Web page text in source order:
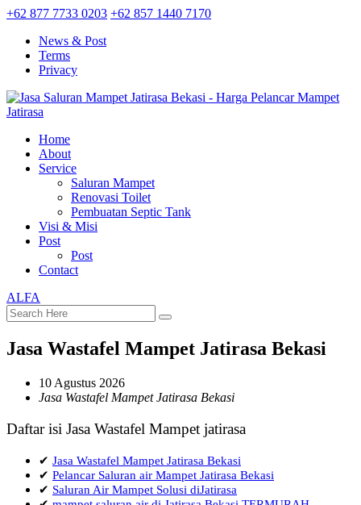
+62 877 7733 0203 +62 857 1440 7170
News & Post
Terms
Privacy
Home
About
Service
Saluran Mampet
Renovasi Toilet
Pembuatan Septic Tank
Visi & Misi
Post
Post
Contact
ALFA
Jasa Wastafel Mampet Jatirasa Bekasi
10 Agustus 2026
Jasa Wastafel Mampet Jatirasa Bekasi
Daftar isi Jasa Wastafel Mampet jatirasa
✔ Jasa Wastafel Mampet Jatirasa Bekasi
✔ Pelancar Saluran air Mampet Jatirasa Bekasi
✔ Saluran Air Mampet Solusi diJatirasa